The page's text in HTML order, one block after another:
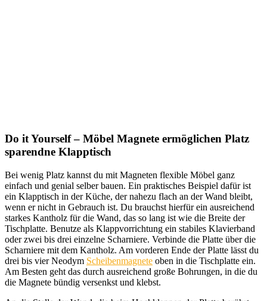
Do it Yourself – Möbel Magnete ermöglichen Platz
sparendne Klapptisch
Bei wenig Platz kannst du mit Magneten flexible Möbel ganz
einfach und genial selber bauen. Ein praktisches Beispiel dafür ist
ein Klapptisch in der Küche, der nahezu flach an der Wand bleibt,
wenn er nicht in Gebrauch ist. Du brauchst hierfür ein ausreichend
starkes Kantholz für die Wand, das so lang ist wie die Breite der
Tischplatte. Benutze als Klappvorrichtung ein stabiles Klavierband
oder zwei bis drei einzelne Scharniere. Verbinde die Platte über die
Scharniere mit dem Kantholz. Am vorderen Ende der Platte lässt du
drei bis vier Neodym Scheibenmagnete oben in die Tischplatte ein.
Am Besten geht das durch ausreichend große Bohrungen, in die du
die Magnete bündig versenkst und klebst.